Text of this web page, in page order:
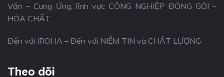
Vấn – Cung Ứng, lĩnh vực CÔNG NGHIỆP ĐÓNG GÓI –
HÓA CHẤT.
Đến với IROHA – Đến với NIỀM TIN và CHẤT LƯỢNG
Theo dõi